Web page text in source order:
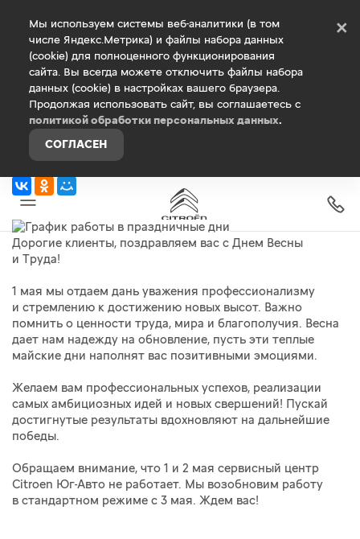
Мы используем системы веб-аналитики (в том
числе Яндекс.Метрика) и файлы набора данных
(cookie) для полноценного функционирования
сайта. Вы всегда можете отключить файлы набора
данных (cookie) в настройках вашего браузера.
Продолжая использовать сайт, вы соглашаетесь с
политикой обработки персональных данных.
СОГЛАСЕН
×
Главная О компании Новости
График работы в праздничные дни
29 апреля 2025 г.
Поделиться
Дорогие клиенты, поздравляем вас с Днем Весны
и Труда!
1 мая мы отдаем дань уважения профессионализму
и стремлению к достижению новых высот. Важно
помнить о ценности труда, мира и благополучия. Весна
дает нам надежду на обновление, пусть эти теплые
майские дни наполнят вас позитивными эмоциями.
Желаем вам профессиональных успехов, реализации
самых амбициозных идей и новых свершений! Пускай
достигнутые результаты вдохновляют на дальнейшие
победы.
Обращаем внимание, что 1 и 2 мая сервисный центр
Citroen Юг-Авто не работает. Мы возобновим работу
в стандартном режиме с 3 мая. Ждем вас!